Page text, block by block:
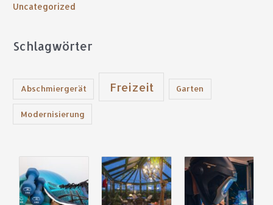
Uncategorized
Schlagwörter
Abschmiergerät Freizeit Garten
Modernisierung